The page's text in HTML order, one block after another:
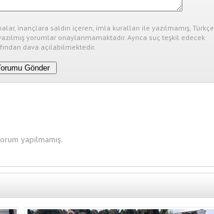
inançlara saldırı içeren, imla kuralları ile yazılmamış, Türkçe
yorumlar onaylanmamaktadır. Ayrıca suç teşkil edecek
dava açılabilmektedir.
yapılmamış.